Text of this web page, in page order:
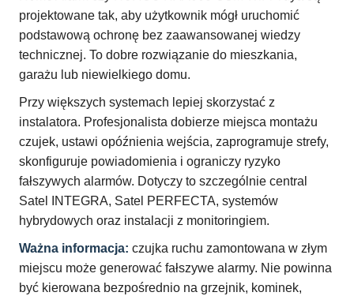
projektowane tak, aby użytkownik mógł uruchomić
podstawową ochronę bez zaawansowanej wiedzy
technicznej. To dobre rozwiązanie do mieszkania,
garażu lub niewielkiego domu.
Przy większych systemach lepiej skorzystać z
instalatora. Profesjonalista dobierze miejsca montażu
czujek, ustawi opóźnienia wejścia, zaprogramuje strefy,
skonfiguruje powiadomienia i ograniczy ryzyko
fałszywych alarmów. Dotyczy to szczególnie central
Satel INTEGRA, Satel PERFECTA, systemów
hybrydowych oraz instalacji z monitoringiem.
Ważna informacja: czujka ruchu zamontowana w złym
miejscu może generować fałszywe alarmy. Nie powinna
być kierowana bezpośrednio na grzejnik, kominek,